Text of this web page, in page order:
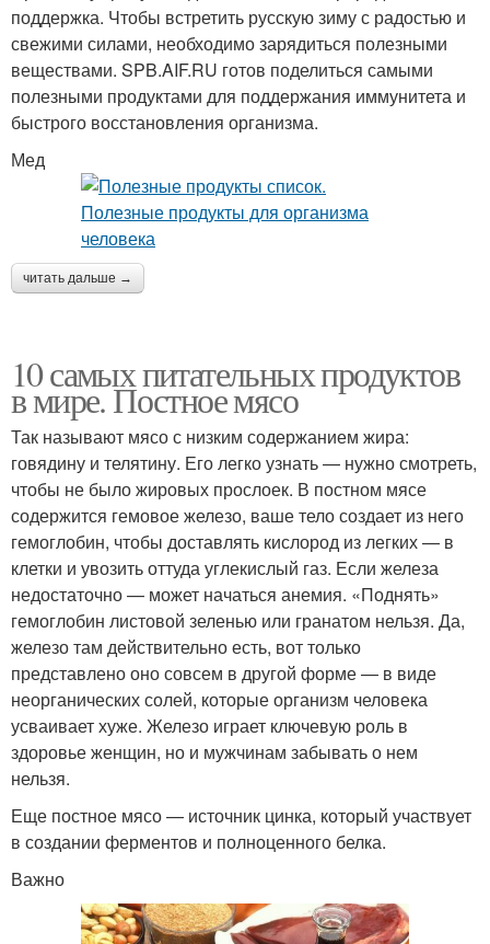
поддержка. Чтобы встретить русскую зиму с радостью и
свежими силами, необходимо зарядиться полезными
веществами. SPB.AIF.RU готов поделиться самыми
полезными продуктами для поддержания иммунитета и
быстрого восстановления организма.
Мед
читать дальше →
10 самых питательных продуктов
в мире. Постное мясо
Так называют мясо с низким содержанием жира:
говядину и телятину. Его легко узнать — нужно смотреть,
чтобы не было жировых прослоек. В постном мясе
содержится гемовое железо, ваше тело создает из него
гемоглобин, чтобы доставлять кислород из легких — в
клетки и увозить оттуда углекислый газ. Если железа
недостаточно — может начаться анемия. «Поднять»
гемоглобин листовой зеленью или гранатом нельзя. Да,
железо там действительно есть, вот только
представлено оно совсем в другой форме — в виде
неорганических солей, которые организм человека
усваивает хуже. Железо играет ключевую роль в
здоровье женщин, но и мужчинам забывать о нем
нельзя.
Еще постное мясо — источник цинка, который участвует
в создании ферментов и полноценного белка.
Важно